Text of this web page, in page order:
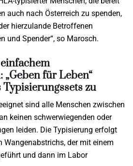
auch nach Österreich zu spenden,
hierzulande Betroffenen
und Spender“, so Marosch.
für Leben“
Typisierungssets zu
sind alle Menschen zwischen
keinen schwerwiegenden oder
leiden. Die Typisierung erfolgt
Wangenabstrichs, der mit einem
und dann im Labor